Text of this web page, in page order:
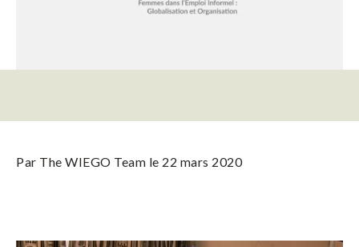
Par The WIEGO Team le 22 mars 2020